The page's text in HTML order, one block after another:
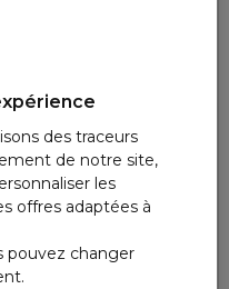
ROCHAS
EAU DE ROCHAS
Lait parfumé pour le corps
4.8 219
des traceurs
de notre site,
les
offres adaptées à
pouvez changer